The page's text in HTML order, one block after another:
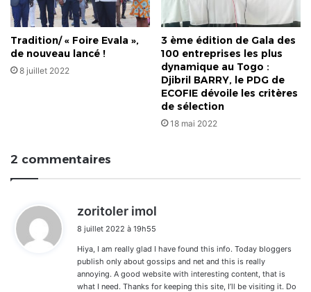
Tradition/ « Foire Evala »,
de nouveau lancé !
8 juillet 2022
3 ème édition de Gala des
100 entreprises les plus
dynamique au Togo :
Djibril BARRY, le PDG de
ECOFIE dévoile les critères
de sélection
18 mai 2022
2 commentaires
zoritoler imol
:
8 juillet 2022 à 19h55
Hiya, I am really glad I have found this info. Today bloggers
publish only about gossips and net and this is really
annoying. A good website with interesting content, that is
what I need. Thanks for keeping this site, I’ll be visiting it. Do